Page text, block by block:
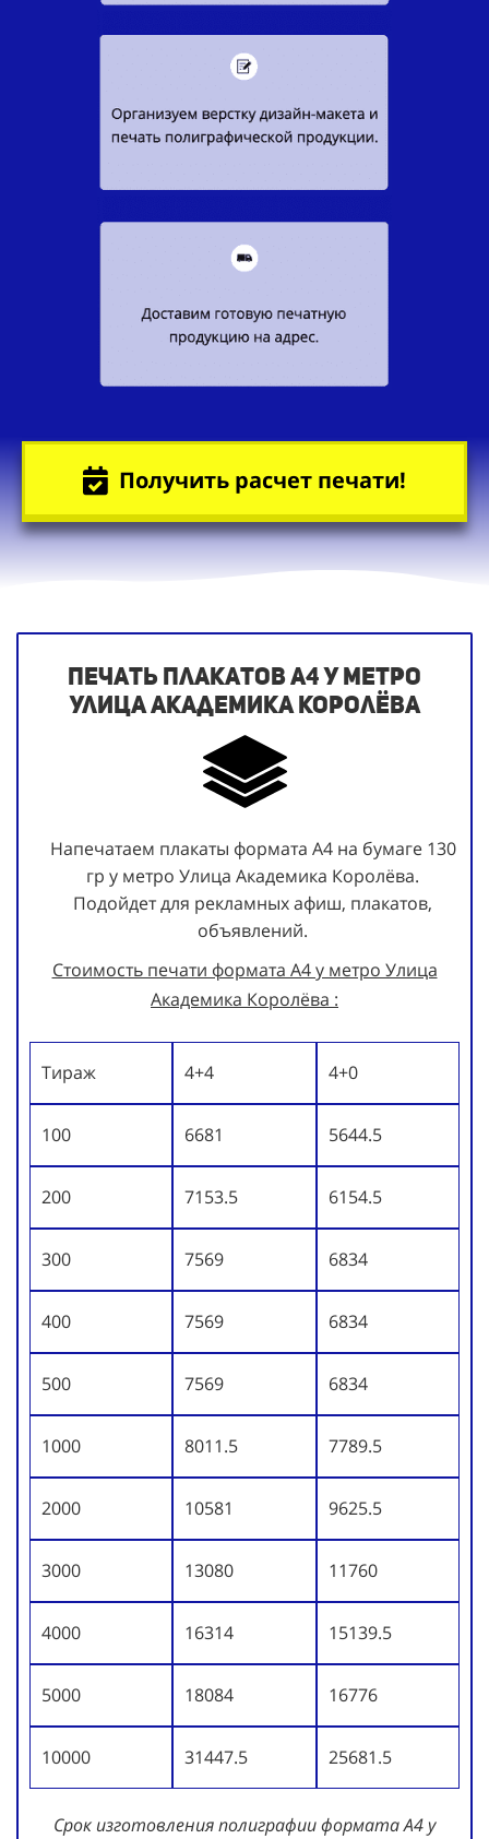
Получить расчет печати!
Печать плакатов А4 у метро
Улица Академика Королёва
Напечатаем плакаты формата А4 на бумаге 130
гр у метро Улица Академика Королёва.
Подойдет для рекламных афиш, плакатов,
объявлений.
Стоимость печати формата А4 у метро Улица
Академика Королёва :
Тираж 4+4 4+0
100 6681 5644.5
200 7153.5 6154.5
300 7569 6834
400 7569 6834
500 7569 6834
1000 8011.5 7789.5
2000 10581 9625.5
3000 13080 11760
4000 16314 15139.5
5000 18084 16776
10000 31447.5 25681.5
Срок изготовления полиграфии формата А4 у